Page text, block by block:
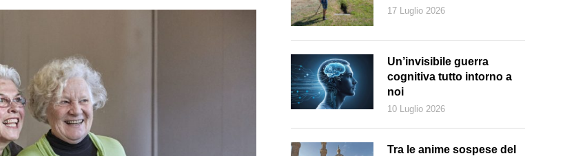
17 Luglio 2026
Un’invisibile guerra
cognitiva tutto intorno a
noi
10 Luglio 2026
Tra le anime sospese del